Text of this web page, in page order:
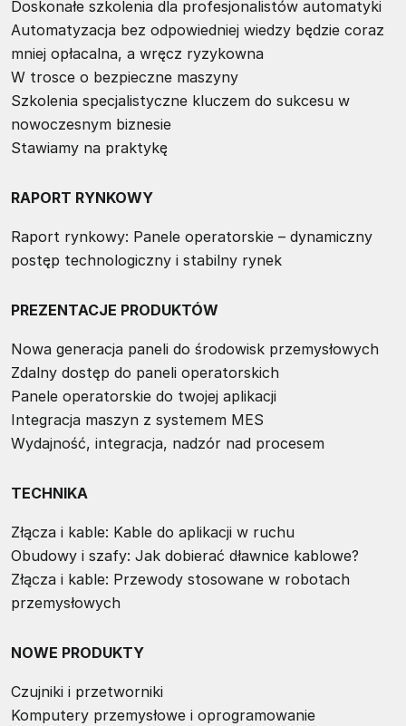
Doskonałe szkolenia dla profesjonalistów automatyki
Automatyzacja bez odpowiedniej wiedzy będzie coraz
mniej opłacalna, a wręcz ryzykowna
W trosce o bezpieczne maszyny
Szkolenia specjalistyczne kluczem do sukcesu w
nowoczesnym biznesie
Stawiamy na praktykę
RAPORT RYNKOWY
Raport rynkowy: Panele operatorskie – dynamiczny
postęp technologiczny i stabilny rynek
PREZENTACJE PRODUKTÓW
Nowa generacja paneli do środowisk przemysłowych
Zdalny dostęp do paneli operatorskich
Panele operatorskie do twojej aplikacji
Integracja maszyn z systemem MES
Wydajność, integracja, nadzór nad procesem
TECHNIKA
Złącza i kable: Kable do aplikacji w ruchu
Obudowy i szafy: Jak dobierać dławnice kablowe?
Złącza i kable: Przewody stosowane w robotach
przemysłowych
NOWE PRODUKTY
Czujniki i przetworniki
Komputery przemysłowe i oprogramowanie